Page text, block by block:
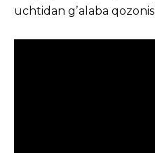
uchtidan gʼalaba